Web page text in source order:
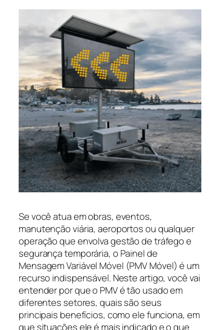
Se você atua em obras, eventos,
manutenção viária, aeroportos ou qualquer
operação que envolva gestão de tráfego e
segurança temporária, o Painel de
Mensagem Variável Móvel (PMV Móvel) é um
recurso indispensável. Neste artigo, você vai
entender por que o PMV é tão usado em
diferentes setores, quais são seus
principais benefícios, como ele funciona, em
que situações ele é mais indicado e o que